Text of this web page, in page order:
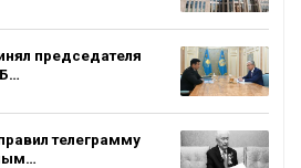
председателя
телеграмму